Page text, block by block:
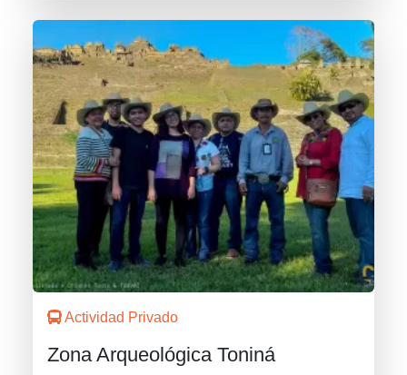
Actividad Privado
Zona Arqueológica Toniná